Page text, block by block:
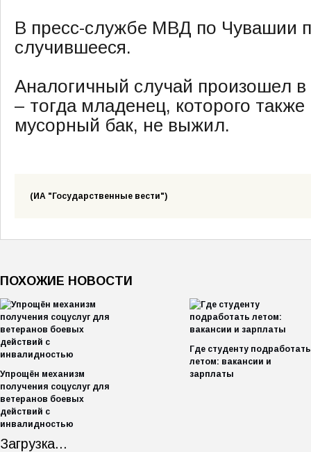
В пресс-службе МВД по Чувашии
случившееся.
Аналогичный случай произошел в
– тогда младенец, которого
мусорный бак, не выжил.
(ИА "Государственные вести")
ПОХОЖИЕ НОВОСТИ
Упрощён механизм
получения соцуслуг для
ветеранов боевых
действий с
инвалидностью
Где студенту подработать
летом: вакансии и
зарплаты
Загрузка...